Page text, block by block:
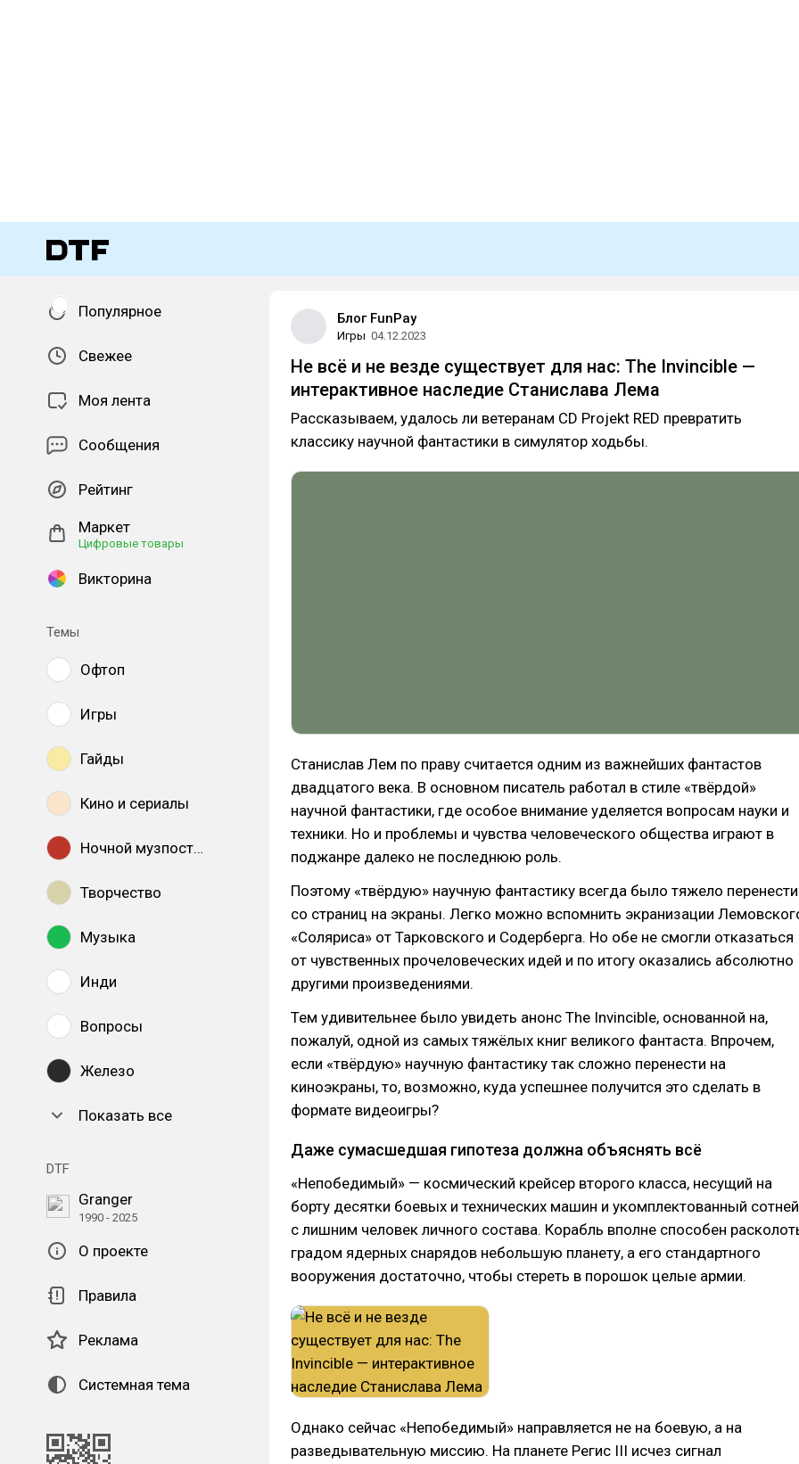
Популярное
Свежее
Моя лента
Сообщения
Рейтинг
Маркет
Цифровые товары
Викторина
Темы
Офтоп
Игры
Гайды
Кино и сериалы
Ночной музпостинг
Творчество
Музыка
Инди
Вопросы
Железо
Показать все
DTF
Granger
1990 - 2025
О проекте
Правила
Реклама
Системная тема
Блог FunPay
Игры 04.12.2023
Не всё и не везде существует для нас: The Invincible —
интерактивное наследие Станислава Лема
Рассказываем, удалось ли ветеранам CD Projekt RED превратить
классику научной фантастики в симулятор ходьбы.
Станислав Лем по праву считается одним из важнейших фантастов
двадцатого века. В основном писатель работал в стиле «твёрдой»
научной фантастики, где особое внимание уделяется вопросам науки и
техники. Но и проблемы и чувства человеческого общества играют в
поджанре далеко не последнюю роль.
Поэтому «твёрдую» научную фантастику всегда было тяжело перенести
со страниц на экраны. Легко можно вспомнить экранизации
«Соляриса» от Тарковского и Содерберга. Но обе не смогли отказаться
от чувственных прочеловеческих идей и по итогу оказались абсолютно
другими произведениями.
Тем удивительнее было увидеть анонс The Invincible, основанной на,
пожалуй, одной из самых тяжёлых книг великого фантаста. Впрочем,
если «твёрдую» научную фантастику так сложно перенести на
киноэкраны, то, возможно, куда успешнее получится это сделать в
формате видеоигры?
Даже сумасшедшая гипотеза должна объяснять всё
«Непобедимый» — космический крейсер второго класса, несущий на
борту десятки боевых и технических машин и укомплектованный сотней
с лишним человек личного состава. Корабль вполне способен
градом ядерных снарядов небольшую планету, а его стандартного
вооружения достаточно, чтобы стереть в порошок целые армии.
Однако сейчас «Непобедимый» направляется не на боевую, а на
разведывательную миссию. На планете Регис III исчез сигнал